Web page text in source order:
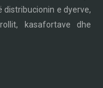
distribucionin e dyerve,
kasafortave dhe